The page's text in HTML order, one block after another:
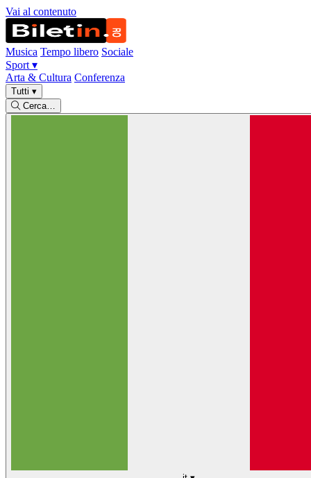
Vai al contenuto
Musica Tempo libero Sociale
Sport ▾
Arta & Cultura Conferenza
Tutti ▾
Cerca…